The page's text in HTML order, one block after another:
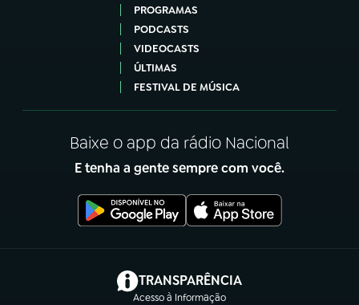
PROGRAMAS
PODCASTS
VIDEOCASTS
ÚLTIMAS
FESTIVAL DE MÚSICA
Baixe o app da rádio Nacional
E tenha a gente sempre com você.
TRANSPARÊNCIA
Acesso à Informação
(abre em nova aba)